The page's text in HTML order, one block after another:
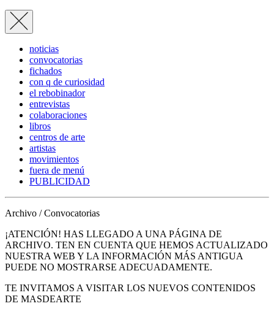
noticias
convocatorias
fichados
con q de curiosidad
el rebobinador
entrevistas
colaboraciones
libros
centros de arte
artistas
movimientos
fuera de menú
PUBLICIDAD
Archivo / Convocatorias
¡ATENCIÓN! HAS LLEGADO A UNA PÁGINA DE
ARCHIVO. TEN EN CUENTA QUE HEMOS ACTUALIZADO
NUESTRA WEB Y LA INFORMACIÓN MÁS ANTIGUA
PUEDE NO MOSTRARSE ADECUADAMENTE.
TE INVITAMOS A VISITAR LOS NUEVOS CONTENIDOS
DE MASDEARTE